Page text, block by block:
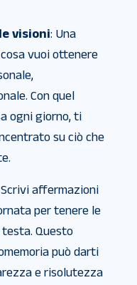
visioni: Una
vuoi ottenere
Con quel
ogni giorno, ti
su ciò che
affermazioni
per tenere le
Questo
può darti
e risolutezza